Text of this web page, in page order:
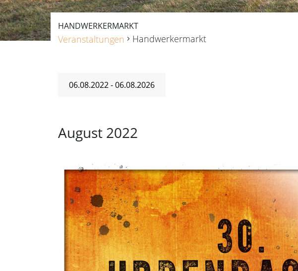
HANDWERKERMARKT
Veranstaltungen Handwerkermarkt
06.08.2022 - 06.08.2026
August 2022